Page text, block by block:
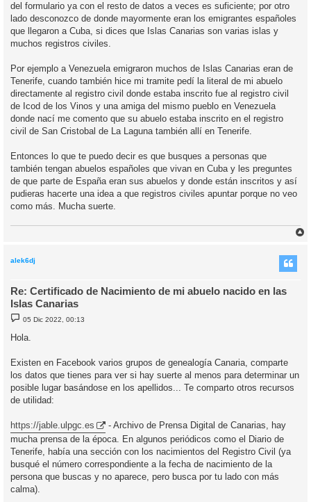
del formulario ya con el resto de datos a veces es suficiente; por otro
lado desconozco de donde mayormente eran los emigrantes españoles
que llegaron a Cuba, si dices que Islas Canarias son varias islas y
muchos registros civiles.
Por ejemplo a Venezuela emigraron muchos de Islas Canarias eran de
Tenerife, cuando también hice mi tramite pedí la literal de mi abuelo
directamente al registro civil donde estaba inscrito fue al registro civil
de Icod de los Vinos y una amiga del mismo pueblo en Venezuela
donde nací me comento que su abuelo estaba inscrito en el registro
civil de San Cristobal de La Laguna también allí en Tenerife.
Entonces lo que te puedo decir es que busques a personas que
también tengan abuelos españoles que vivan en Cuba y les preguntes
de que parte de España eran sus abuelos y donde están inscritos y así
pudieras hacerte una idea a que registros civiles apuntar porque no veo
como más. Mucha suerte.
alek6dj
Re: Certificado de Nacimiento de mi abuelo nacido en las
Islas Canarias
M
n
s
j
e
05 Dic 2022, 00:13
Hola.
Existen en Facebook varios grupos de genealogía Canaria, comparte
los datos que tienes para ver si hay suerte al menos para determinar un
posible lugar basándose en los apellidos... Te comparto otros recursos
de utilidad:
https://jable.ulpgc.es
- Archivo de Prensa Digital de Canarias, hay
mucha prensa de la época. En algunos periódicos como el Diario de
Tenerife, había una sección con los nacimientos del Registro Civil (ya
busqué el número correspondiente a la fecha de nacimiento de la
persona que buscas y no aparece, pero busca por tu lado con más
calma).